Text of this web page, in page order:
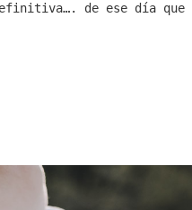
de ese día que